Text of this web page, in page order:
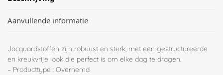
Aanvullende informatie
Jacquardstoffen zijn robuust en sterk, met een gestructureerde
en kreukvrije look die perfect is om elke dag te dragen.
– Producttype : Overhemd